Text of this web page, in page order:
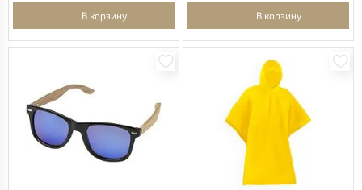
В корзину В корзину